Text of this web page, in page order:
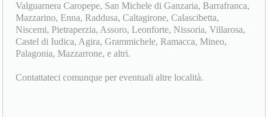
Valguarnera Caropepe, San Michele di Ganzaria, Barrafranca,
Mazzarino, Enna, Raddusa, Caltagirone, Calascibetta,
Niscemi, Pietraperzia, Assoro, Leonforte, Nissoria, Villarosa,
Castel di Iudica, Agira, Grammichele, Ramacca, Mineo,
Palagonia, Mazzarrone, e altri.
Contattateci comunque per eventuali altre località.